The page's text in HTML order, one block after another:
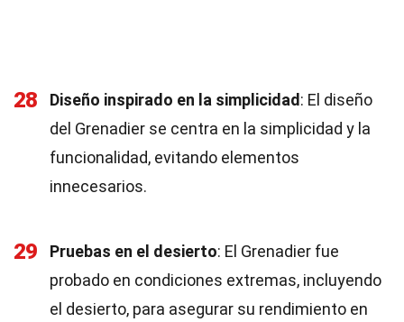
28 Diseño inspirado en la simplicidad : El diseño
del Grenadier se centra en la simplicidad y la
funcionalidad, evitando elementos
innecesarios.
29 Pruebas en el desierto: El Grenadier fue
probado en condiciones extremas, incluyendo
el desierto, para asegurar su rendimiento en